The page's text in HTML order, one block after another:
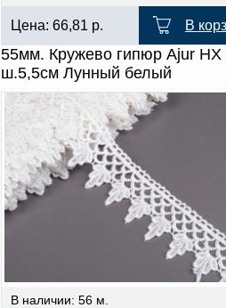
Цена: 66,81 р. В
55мм. Кружево гипюр Ajur HX
ш.5,5см Лунный белый
В наличии: 56 м.